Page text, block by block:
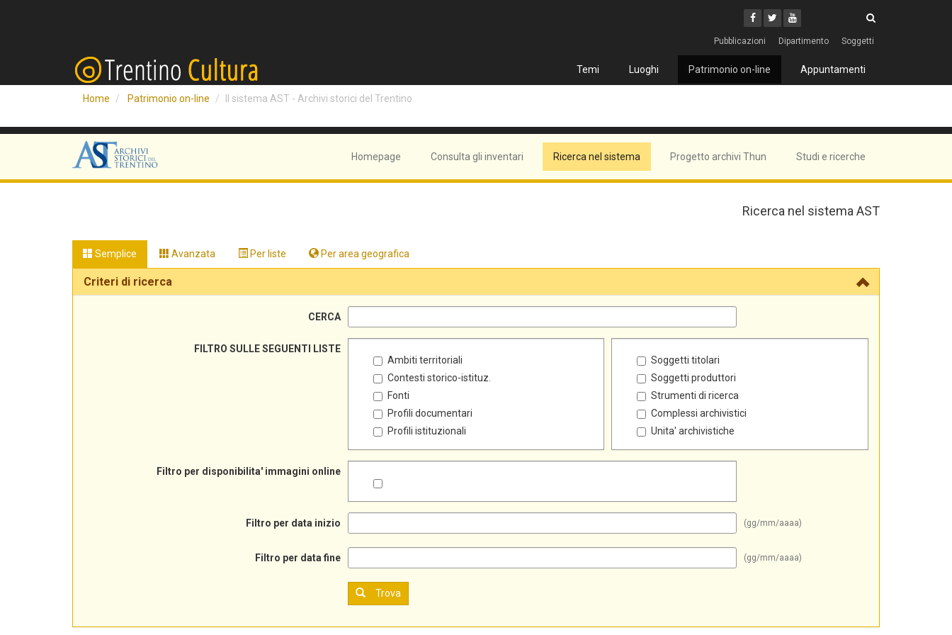
Facebook
Twitter
Youtube
Pubblicazioni Dipartimento Soggetti
Temi Luoghi Patrimonio on-line Appuntamenti
Home Patrimonio on-line Il sistema AST - Archivi storici del Trentino
Homepage Consulta gli inventari Ricerca nel sistema Progetto archivi Thun Studi e ricerche
Ricerca nel sistema AST
Semplice Avanzata Per liste Per area geografica
Criteri di ricerca
CERCA
FILTRO SULLE SEGUENTI LISTE
Ambiti territoriali
Contesti storico-istituz.
Fonti
Profili documentari
Profili istituzionali
Soggetti titolari
Soggetti produttori
Strumenti di ricerca
Complessi archivistici
Unita' archivistiche
Filtro per disponibilita' immagini online
Filtro per data inizio (gg/mm/aaaa)
Filtro per data fine (gg/mm/aaaa)
Trova